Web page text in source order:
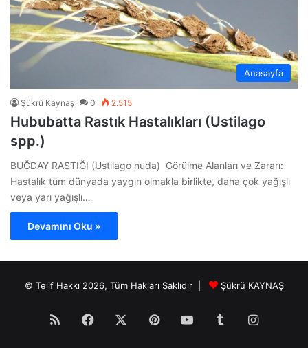
Anasayfa
Şükrü Kaynaş 0 2.515
Hububatta Rastık Hastalıkları (Ustilago
spp.)
BUĞDAY RASTIĞI (Ustilago nuda) Görülme Alanları ve Zararı:
Hastalık tüm dünyada yaygın olmakla birlikte, daha çok yağışlı
veya yarı yağışlı…
Devamını Oku »
© Telif Hakkı 2026, Tüm Hakları Saklıdır | Şükrü KAYNAŞ
RSS Facebook PinterestYouTubeTumblr